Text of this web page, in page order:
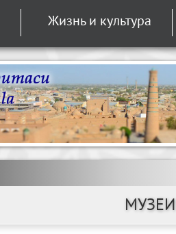
Жизнь и культура
МУЗЕИ